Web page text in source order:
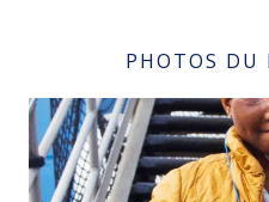
PHOTOS DU